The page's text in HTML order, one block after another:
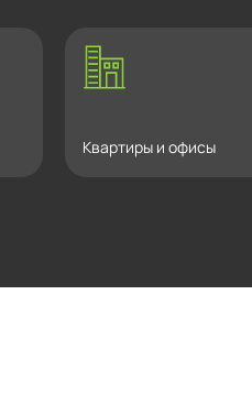
Квартиры и офисы